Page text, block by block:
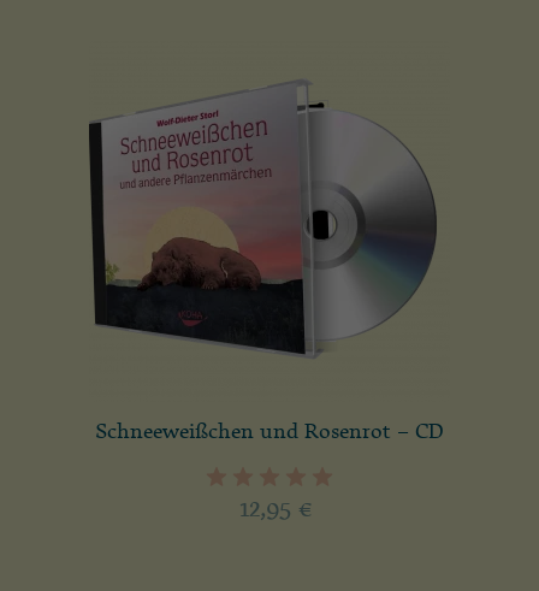
Schneeweißchen und Rosenrot – CD
12,95 €